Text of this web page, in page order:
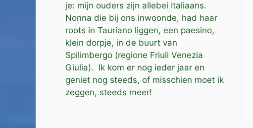
je: mijn ouders zijn allebei Italiaans.
Nonna die bij ons inwoonde, had haar
roots in Tauriano liggen, een paesino,
klein dorpje, in de buurt van
Spilimbergo (regione Friuli Venezia
Giulia). Ik kom er nog ieder jaar en
geniet nog steeds, of misschien moet ik
zeggen, steeds meer!